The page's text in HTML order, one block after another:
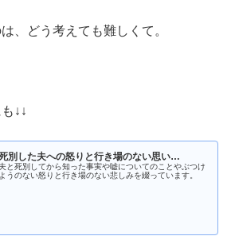
、どう考えても難しくて。
↓↓
別した夫への怒りと行き場のない思い…
と死別してから知った事実や嘘についてのことやぶつけ
ようのない怒りと行き場のない悲しみを綴っています。